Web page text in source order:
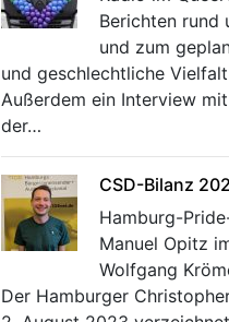
Berichten rund
und zum
und geschlechtliche
Außerdem ein Interview
der…
CSD-Bilanz
Hamburg-
Manuel Opitz
Wolfgang
Der Hamburger